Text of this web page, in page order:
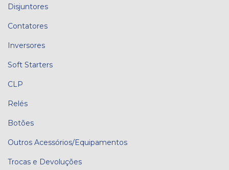
Disjuntores
Contatores
Inversores
Soft Starters
CLP
Relés
Botões
Outros Acessórios/Equipamentos
Trocas e Devoluções